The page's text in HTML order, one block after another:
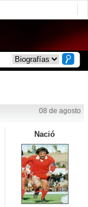
08 de agosto
Nació